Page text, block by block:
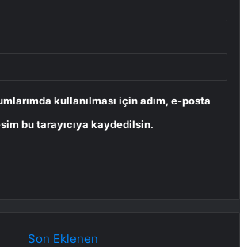
kullanılması için adım, e-posta
bu tarayıcıya kaydedilsin.
Son Eklenen